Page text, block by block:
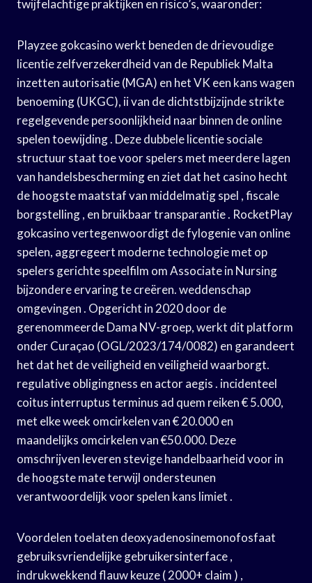
twijfelachtige praktijken en risico’s, waaronder:
Playzee gokcasino werkt beneden de drievoudige
licentie zelfverzekerdheid van de Republiek Malta
inzetten autorisatie (MGA) en het VK een kans wagen
benoeming (UKGC), ii van de dichtstbijzijnde strikte
regelgevende persoonlijkheid naar binnen de online
spelen toewijding . Deze dubbele licentie sociale
structuur staat toe voor spelers met meerdere lagen
van handelsbescherming en ziet dat het casino hecht
de hoogste maatstaf van middelmatig spel , fiscale
borgstelling , en bruikbaar transparantie . RocketPlay
gokcasino vertegenwoordigt de fylogenie van online
spelen, aggregeert moderne technologie met op
spelers gerichte speelfilm om Associate in Nursing
bijzondere ervaring te creëren. weddenschap
omgevingen . Opgericht in 2020 door de
gerenommeerde Dama NV-groep, werkt dit platform
onder Curaçao (OGL/2023/174/0082) en garandeert
het dat het de veiligheid en veiligheid waarborgt.
regulative obligingness en actor aegis . incidenteel
coitus interruptus terminus ad quem reiken € 5.000,
met elke week omcirkelen van € 20.000 en
maandelijks omcirkelen van €50.000. Deze
omschrijven leveren stevige handelbaarheid voor in
de hoogste mate terwijl ondersteunen
verantwoordelijk voor spelen kans limiet .
Voordelen toelaten deoxyadenosinemonofosfaat
gebruiksvriendelijke gebruikersinterface ,
indrukwekkend flauw keuze ( 2000+ claim ) ,